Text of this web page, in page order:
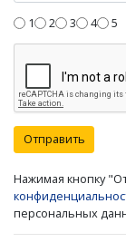
1 2 3 4 5
Отправить
Нажимая кнопку
персональных